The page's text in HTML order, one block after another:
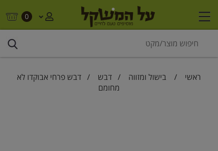
0
ראשי / בישול ומזווה / דבש / דבש פרחי אבוקדו לא
מחומם